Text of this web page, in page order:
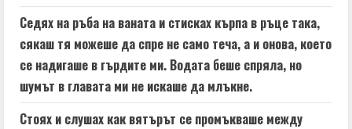
Седях на ръба на ваната и стисках кърпа в ръце така,
сякаш тя можеше да спре не само теча, а и онова, което
се надигаше в гърдите ми. Водата беше спряла, но
шумът в главата ми не искаше да млъкне.
Стоях и слушах как вятърът се промъкваше между